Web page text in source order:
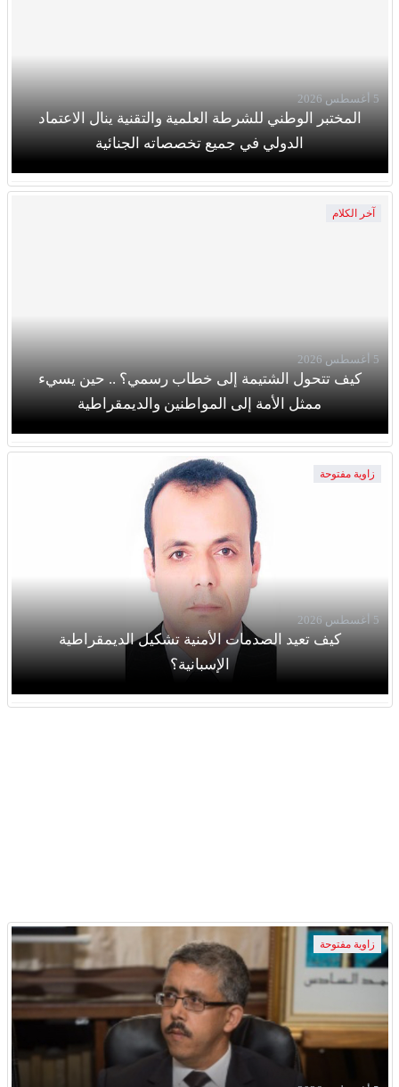
المختبر الوطني للشرطة العلمية والتقنية ينال الاعتماد
الدولي في جميع تخصصاته الجنائية
5 أغسطس 2026
آخر الكلام
كيف تتحول الشتيمة إلى خطاب رسمي؟ .. حين يسيء
ممثل الأمة إلى المواطنين والديمقراطية
5 أغسطس 2026
زاوية مفتوحة
كيف تعيد الصدمات الأمنية تشكيل الديمقراطية
الإسبانية؟
5 أغسطس 2026
زاوية مفتوحة